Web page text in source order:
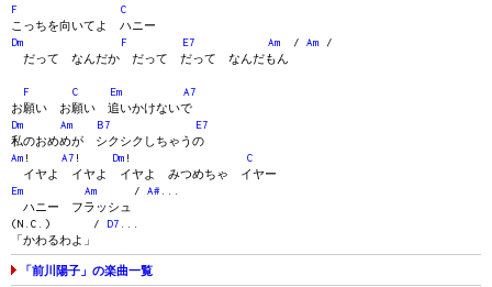
F
C
こっちを向いてよ ハニー
Dm
F E7 Am / Am /
だって なんだか だって だって なんだもん
F C Em
A7
お願い お願い 追いかけないで
Dm
Am B7
E7
私のおめめが シクシクしちゃうの
Am ! A7 ! Dm ! C
イヤよ イヤよ イヤよ みつめちゃ イヤー
Em
Am / A#
ハニー フラッシュ
(N.C.) / D7
「かわるわよ」
「前川陽子」の楽曲一覧